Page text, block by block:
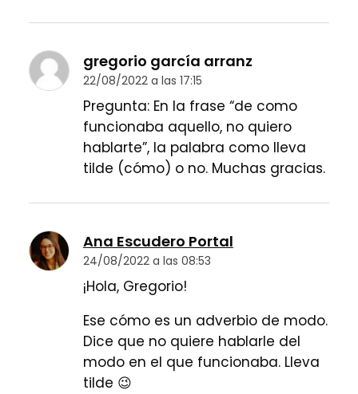
gregorio garcía arranz
22/08/2022 a las 17:15
Pregunta: En la frase “de como
funcionaba aquello, no quiero
hablarte”, la palabra como lleva
tilde (cómo) o no. Muchas gracias.
Ana Escudero Portal
24/08/2022 a las 08:53
¡Hola, Gregorio!
Ese cómo es un adverbio de modo.
Dice que no quiere hablarle del
modo en el que funcionaba. Lleva
tilde 😉